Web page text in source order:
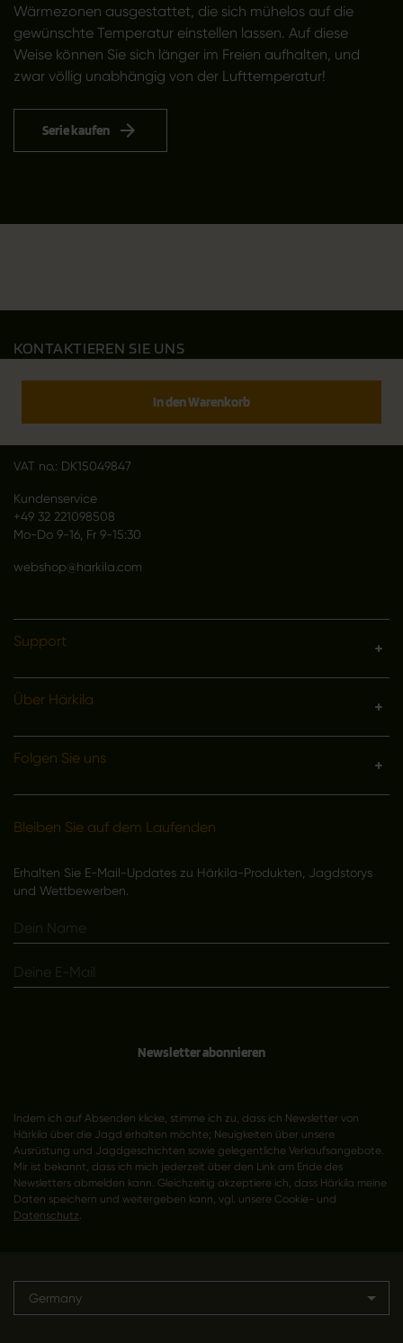
Wärmezonen ausgestattet, die sich mühelos auf die
gewünschte Temperatur einstellen lassen. Auf diese
Weise können Sie sich länger im Freien aufhalten, und
zwar völlig unabhängig von der Lufttemperatur!
Serie kaufen
In den Warenkorb
KONTAKTIEREN SIE UNS
Outfit International A/S
VAT no.: DK15049847
Kundenservice
+49 32 221098508
Mo-Do 9-16, Fr 9-15:30
webshop@harkila.com
Support
Über Härkila
Folgen Sie uns
Bleiben Sie auf dem Laufenden
Erhalten Sie E-Mail-Updates zu Härkila-Produkten, Jagdstorys
und Wettbewerben.
Newsletter abonnieren
Indem ich auf Absenden klicke, stimme ich zu, dass ich Newsletter von
Härkila über die Jagd erhalten möchte; Neuigkeiten über unsere
Ausrüstung und Jagdgeschichten sowie gelegentliche Verkaufsangebote.
Mir ist bekannt, dass ich mich jederzeit über den Link am Ende des
Newsletters abmelden kann. Gleichzeitig akzeptiere ich, dass Härkila meine
Daten speichern und weitergeben kann, vgl. unsere Cookie- und
Datenschutz.
Germany